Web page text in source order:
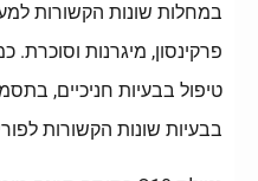
במחלות שונות הקשורות
פרקינסון, מיגרנות וסוכרת.
טיפול בבעיות חניכיים,
בבעיות שונות הקשורות